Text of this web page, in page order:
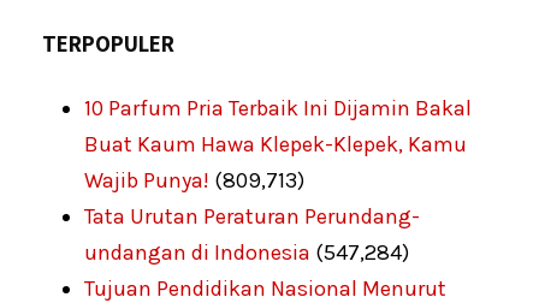
TERPOPULER
10 Parfum Pria Terbaik Ini Dijamin Bakal
Buat Kaum Hawa Klepek-Klepek, Kamu
Wajib Punya! (809,713)
Tata Urutan Peraturan Perundang-
undangan di Indonesia (547,284)
Tujuan Pendidikan Nasional Menurut